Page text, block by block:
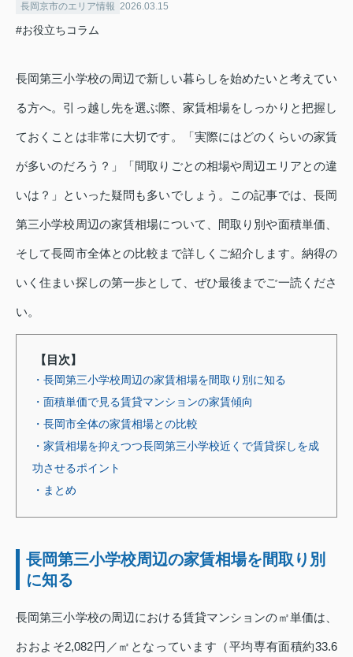
長岡京市のエリア情報 2026.03.15
#お役立ちコラム
長岡第三小学校の周辺で新しい暮らしを始めたいと考えてい
る方へ。引っ越し先を選ぶ際、家賃相場をしっかりと把握し
ておくことは非常に大切です。「実際にはどのくらいの家賃
が多いのだろう？」「間取りごとの相場や周辺エリアとの違
いは？」といった疑問も多いでしょう。この記事では、長岡
第三小学校周辺の家賃相場について、間取り別や面積単価、
そして長岡市全体との比較まで詳しくご紹介します。納得の
いく住まい探しの第一歩として、ぜひ最後までご一読くださ
い。
【目次】
・長岡第三小学校周辺の家賃相場を間取り別に知る
・面積単価で見る賃貸マンションの家賃傾向
・長岡市全体の家賃相場との比較
・家賃相場を抑えつつ長岡第三小学校近くで賃貸探しを成
功させるポイント
・まとめ
長岡第三小学校周辺の家賃相場を間取り別
に知る
長岡第三小学校の周辺における賃貸マンションの㎡単価は、
おおよそ2,082円／㎡となっています（平均専有面積約33.6